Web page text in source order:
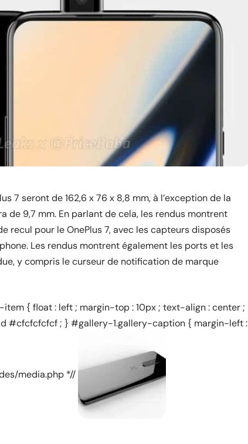
7 seront de 162,6 x 76 x 8,8 mm, à l’exception de la
de 9,7 mm. En parlant de cela, les rendus montrent
recul pour le OnePlus 7, avec les capteurs disposés
Les rendus montrent également les ports et les
y compris le curseur de notification de marque
{ float : left ; margin-top : 10px ; text-align : center ;
#cfcfcfcfcf ; } #gallery-1.gallery-caption { margin-left :
media.php *//